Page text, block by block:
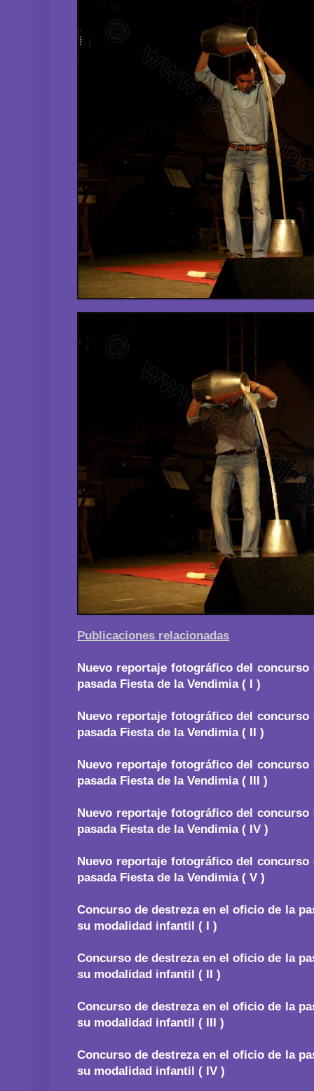
Publicaciones relacionadas
Nuevo reportaje fotográfico del
pasada Fiesta de la Vendimia ( I )
Nuevo reportaje fotográfico del
pasada Fiesta de la Vendimia ( II )
Nuevo reportaje fotográfico del
pasada Fiesta de la Vendimia ( III )
Nuevo reportaje fotográfico del
pasada Fiesta de la Vendimia ( IV )
Nuevo reportaje fotográfico del
pasada Fiesta de la Vendimia ( V )
Concurso de destreza en el oficio de la
su modalidad infantil ( I )
Concurso de destreza en el oficio de la
su modalidad infantil ( II )
Concurso de destreza en el oficio de la
su modalidad infantil ( III )
Concurso de destreza en el oficio de la
su modalidad infantil ( IV )